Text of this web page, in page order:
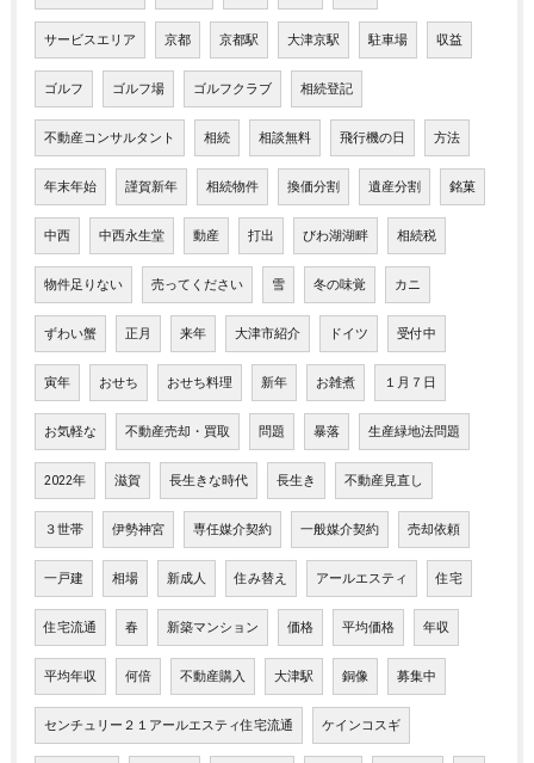
サービスエリア 京都 京都駅 大津京駅 駐車場 収益
ゴルフ ゴルフ場 ゴルフクラブ 相続登記
不動産コンサルタント 相続 相談無料 飛行機の日 方法
年末年始 謹賀新年 相続物件 換価分割 遺産分割 銘菓
中西 中西永生堂 動産 打出 びわ湖湖畔 相続税
物件足りない 売ってください 雪 冬の味覚 カニ
ずわい蟹 正月 来年 大津市紹介 ドイツ 受付中
寅年 おせち おせち料理 新年 お雑煮 １月７日
お気軽な 不動産売却・買取 問題 暴落 生産緑地法問題
2022年 滋賀 長生きな時代 長生き 不動産見直し
３世帯 伊勢神宮 専任媒介契約 一般媒介契約 売却依頼
一戸建 相場 新成人 住み替え アールエスティ 住宅
住宅流通 春 新築マンション 価格 平均価格 年収
平均年収 何倍 不動産購入 大津駅 銅像 募集中
センチュリー２１アールエスティ住宅流通 ケインコスギ